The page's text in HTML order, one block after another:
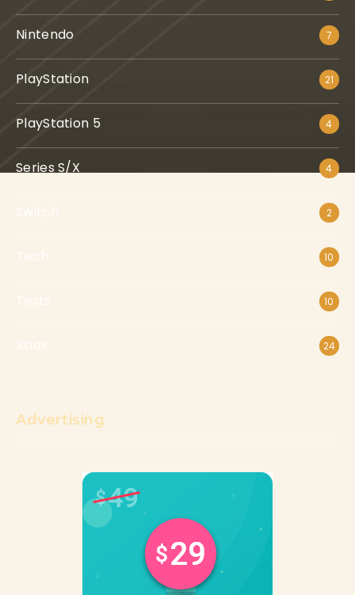
Nintendo 7
PlayStation 21
PlayStation 5 4
Series S/X 4
2
10
10
24
Advertising